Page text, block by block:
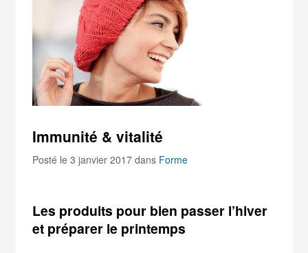
Immunité & vitalité
Posté le 3 janvier 2017dans Forme
Les produits pour bien passer l’hiver
et préparer le printemps